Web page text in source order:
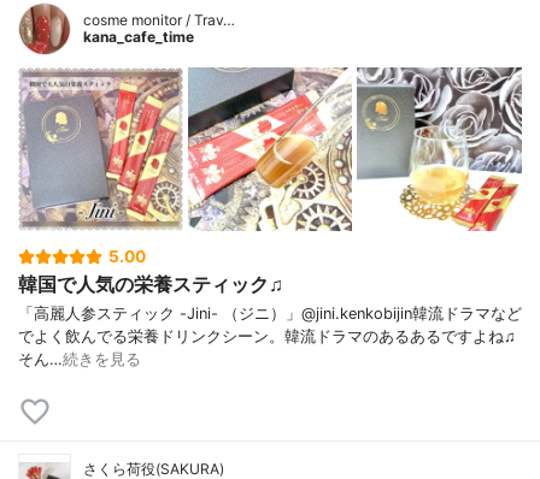
cosme monitor / Trav…
kana_cafe_time
5.00
韓国で人気の栄養スティック♫
「高麗人参スティック -Jini- （ジニ）」@jini.kenkobijin韓流ドラマなど
でよく飲んでる栄養ドリンクシーン。韓流ドラマのあるあるですよね♫
そん…続きを見る
さくら荷役(SAKURA)